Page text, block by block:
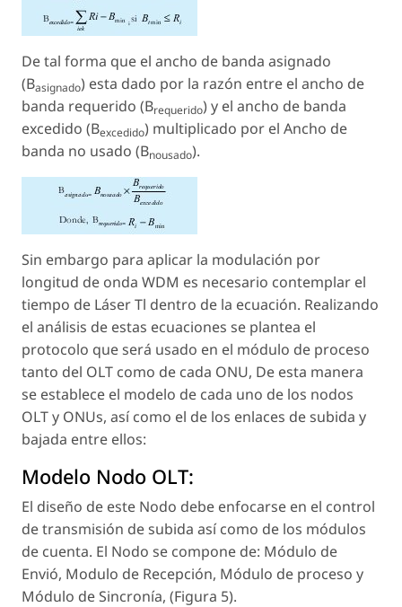
De tal forma que el ancho de banda asignado
(Basignado) esta dado por la razón entre el ancho de
banda requerido (Brequerido) y el ancho de banda
excedido (Bexcedido) multiplicado por el Ancho de
banda no usado (Bnousado).
Sin embargo para aplicar la modulación por
longitud de onda WDM es necesario contemplar el
tiempo de Láser Tl dentro de la ecuación. Realizando
el análisis de estas ecuaciones se plantea el
protocolo que será usado en el módulo de proceso
tanto del OLT como de cada ONU, De esta manera
se establece el modelo de cada uno de los nodos
OLT y ONUs, así como el de los enlaces de subida y
bajada entre ellos:
Modelo Nodo OLT:
El diseño de este Nodo debe enfocarse en el control
de transmisión de subida así como de los módulos
de cuenta. El Nodo se compone de: Módulo de
Envió, Modulo de Recepción, Módulo de proceso y
Módulo de Sincronía, (Figura 5).